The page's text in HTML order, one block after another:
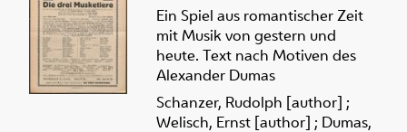
Ein Spiel aus romantischer Zeit
mit Musik von gestern und
heute. Text nach Motiven des
Alexander Dumas
Schanzer, Rudolph [author] ;
Welisch, Ernst [author] ; Dumas,